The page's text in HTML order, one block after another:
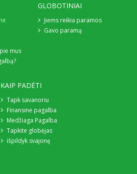
mus
GLOBOTINIAI
Jiems reikia paramos
Gavo paramą
KAIP PADĖTI
Tapk savanoriu
Finansinė pagalba
Medžiaga Pagalba
Tapkite globėjas
išpildyk svajonę